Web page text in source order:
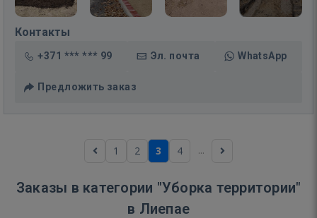
Контакты
+371 *** *** 99 Эл. почта WhatsApp
Предложить заказ
1 2 3 4 ...
Заказы в категории "Уборка территории"
в Лиепае